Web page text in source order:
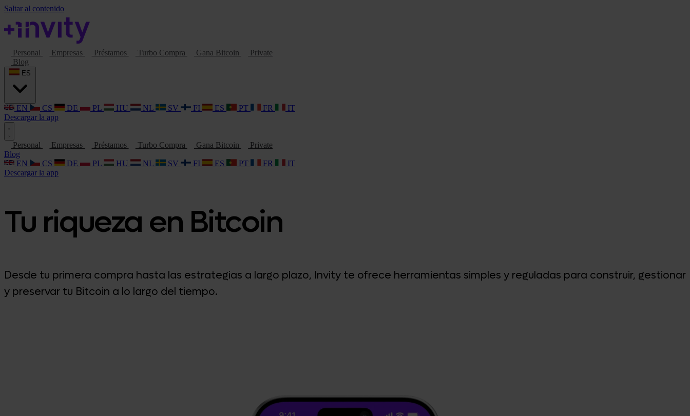
Saltar al contenido
Personal Empresas Préstamos Turbo Compra Gana Bitcoin
Private
Blog
EN CS DE PL HU NL SV FI ES PT FR
IT
Descargar la app
Personal Empresas Préstamos Turbo Compra Gana Bitcoin
Private
Blog
EN
CS DE PL HU NL SV FI ES PT FR
IT
Descargar la app
Tu riqueza en Bitcoin
Desde tu primera compra hasta las estrategias a largo plazo, Invity te ofrece herramientas simples y reguladas para construir, gestionar
y preservar tu Bitcoin a lo largo del tiempo.